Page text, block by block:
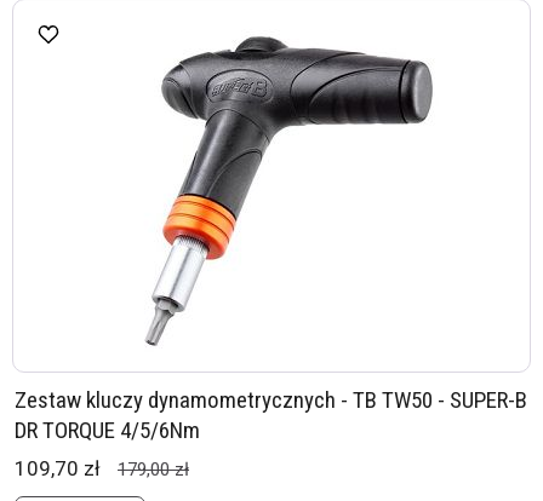
Zestaw kluczy dynamometrycznych - TB TW50 - SUPER-B
DR TORQUE 4/5/6Nm
109,70 zł 179,00 zł